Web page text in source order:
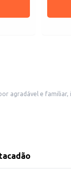
até a revenda